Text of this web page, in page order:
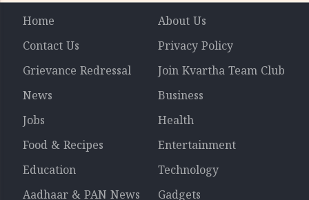
Home
About Us
Contact Us
Privacy Policy
Grievance Redressal
Join Kvartha Team Club
News
Business
Jobs
Health
Food & Recipes
Entertainment
Education
Technology
Aadhaar & PAN News
Gadgets